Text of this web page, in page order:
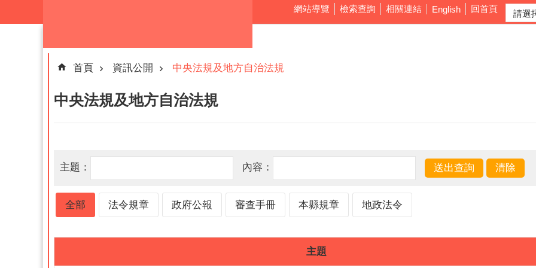
網站導覽 檢索查詢 相關連結 English 回首頁
首頁 資訊公開 中央法規及地方自治法規
中央法規及地方自治法規
主題： 內容：
全部 法令規章 政府公報 審查手冊 本縣規章 地政法令
主題